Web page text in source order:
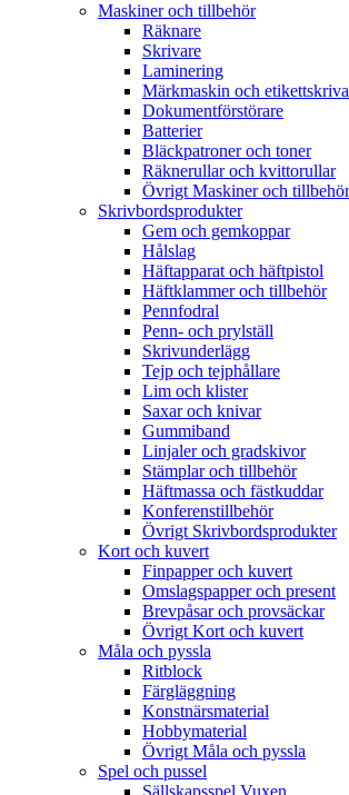
Maskiner och tillbehör
Räknare
Skrivare
Laminering
Märkmaskin och
Dokumentförstörare
Batterier
Bläckpatroner och toner
Räknerullar och kvittorullar
Övrigt Maskiner och tillbehör
Skrivbordsprodukter
Gem och gemkoppar
Hålslag
Häftapparat och häftpistol
Häftklammer och tillbehör
Pennfodral
Penn- och prylställ
Skrivunderlägg
Tejp och tejphållare
Lim och klister
Saxar och knivar
Gummiband
Linjaler och gradskivor
Stämplar och tillbehör
Häftmassa och fästkuddar
Konferenstillbehör
Övrigt Skrivbordsprodukter
Kort och kuvert
Finpapper och kuvert
Omslagspapper och present
Brevpåsar och provsäckar
Övrigt Kort och kuvert
Måla och pyssla
Ritblock
Färgläggning
Konstnärsmaterial
Hobbymaterial
Övrigt Måla och pyssla
Spel och pussel
Sällskapsspel Vuxen